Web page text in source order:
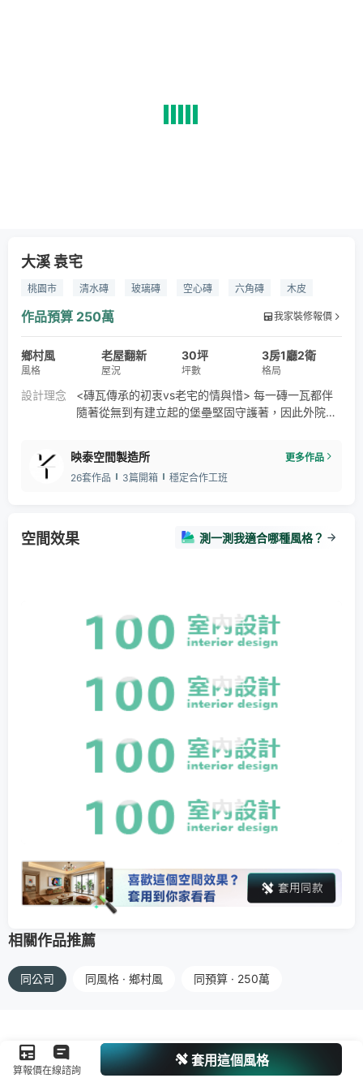
大溪 袁宅
桃園市 清水磚 玻璃磚 空心磚 六角磚
木皮
壁爐
鐵件
作品預算 250萬 我家裝修報價
鄉村風
風格
老屋翻新
屋況
30坪
坪數
3房1廳2衛
格局
設計理念
<磚瓦傳承的初衷vs老宅的情與惜> 每一磚一瓦都伴
隨著從無到有建立起的堡壘堅固守護著，因此外院使
呈現出舊裡帶新的創新感，透過素材去呈現兩代之間
的融和與傳承，結合上一代宅跡繼續著為老宅添加新
映泰空間製造所
更多作品
26套作品
3篇開箱 穩定合作工班
空間效果 測一測我適合哪種風格？
相關作品推薦
同公司 同風格 · 鄉村風 同預算 · 250萬
算報價在線諮詢
套用這個風格